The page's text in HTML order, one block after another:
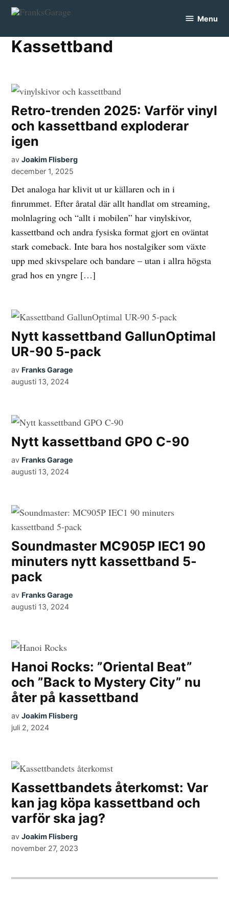
Skip
content
Menu
kassettband
Retro-trenden 2025: Varför vinyl
och kassettband exploderar
igen
av Joakim Flisberg
december 1, 2025
Det analoga har klivit ut ur källaren och in i
finrummet. Efter åratal där allt handlat om streaming,
molnlagring och “allt i mobilen” har vinylskivor,
kassettband och andra fysiska format gjort en oväntat
stark comeback. Inte bara hos nostalgiker som växte
upp med skivspelare och bandare – utan i allra högsta
grad hos en yngre […]
Nytt kassettband GallunOptimal
UR-90 5-pack
av Franks Garage
augusti 13, 2024
Nytt kassettband GPO C-90
av Franks Garage
augusti 13, 2024
Soundmaster MC905P IEC1 90
minuters nytt kassettband 5-
pack
av Franks Garage
augusti 13, 2024
Hanoi Rocks: ”Oriental Beat”
och ”Back to Mystery City” nu
åter på kassettband
av Joakim Flisberg
juli 2, 2024
Kassettbandets återkomst: Var
kan jag köpa kassettband och
varför ska jag?
av Joakim Flisberg
november 27, 2023